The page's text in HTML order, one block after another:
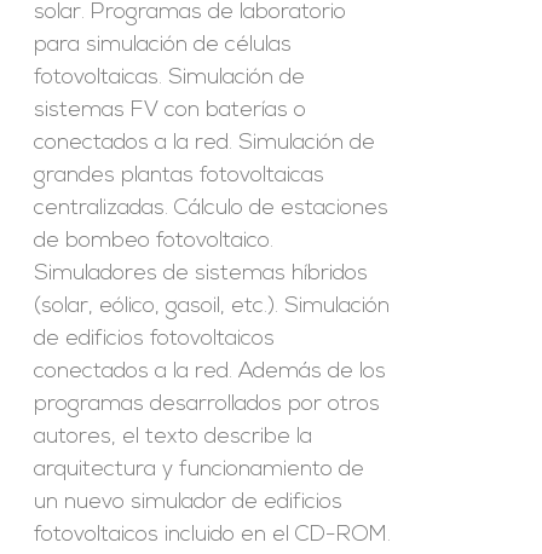
solar. Programas de laboratorio
para simulación de células
fotovoltaicas. Simulación de
sistemas FV con baterías o
conectados a la red. Simulación de
grandes plantas fotovoltaicas
centralizadas. Cálculo de estaciones
de bombeo fotovoltaico.
Simuladores de sistemas híbridos
(solar, eólico, gasoil, etc.). Simulación
de edificios fotovoltaicos
conectados a la red. Además de los
programas desarrollados por otros
autores, el texto describe la
arquitectura y funcionamiento de
un nuevo simulador de edificios
fotovoltaicos incluido en el CD-ROM.